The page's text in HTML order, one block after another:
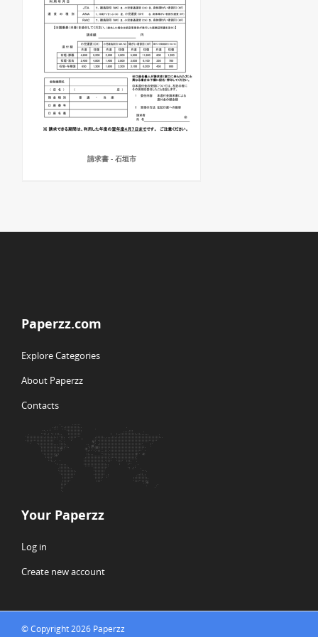
請求書 - 石垣市
Paperzz.com
Explore Categories
About Paperzz
Contacts
Your Paperzz
Log in
Create new account
© Copyright 2026 Paperzz